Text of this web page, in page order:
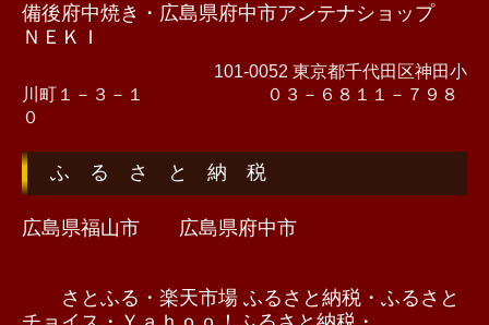
備後府中焼き・広島県府中市アンテナショップ
ＮＥＫＩ
101-0052 東京都千代田区神田小
川町１－３－１ ０３－６８１１－７９８
０
ふ る さ と 納 税
広島県福山市 広島県府中市
さとふる・楽天市場 ふるさと納税・ふるさと